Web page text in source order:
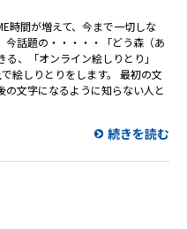
リ
愛の募金
・減災
時間が増えて、今まで一切しな
話題の・・・・・「どう森（あ
、「オンライン絵しりとり」
絵しりとりをします。 最初の文
の文字になるように知らない人と
続きを読む